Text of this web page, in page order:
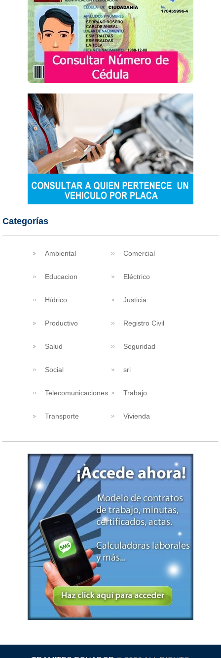
Categorías
Ambiental Comercial
Educacion Eléctrico
Hídrico Justicia
Productivo Registro Civil
Salud Seguridad
Social sri
Telecomunicaciones Trabajo
Transporte Vivienda